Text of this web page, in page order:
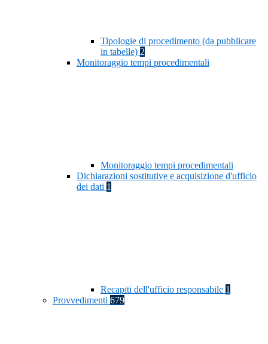
Tipologie di procedimento (da pubblicare
in tabelle) 2
Monitoraggio tempi procedimentali
Monitoraggio tempi procedimentali
Dichiarazioni sostitutive e acquisizione d'ufficio
dei dati 1
Recapiti dell'ufficio responsabile 1
Provvedimenti 679